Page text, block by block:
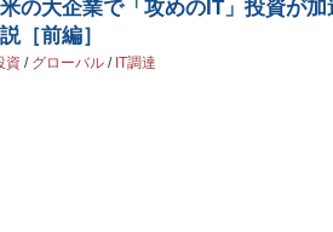
の大企業で「攻めのIT」投資が
［前編］
資 / グローバル / IT調達